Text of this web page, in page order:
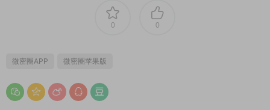
0 0
微密圈APP 微密圈苹果版